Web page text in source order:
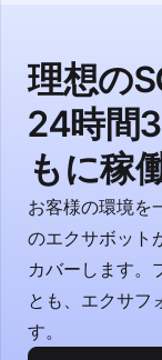
理想の
24時間
もに稼
お客様の環境を
のエクサボット
カバーします。
とも、エクサフ
す。